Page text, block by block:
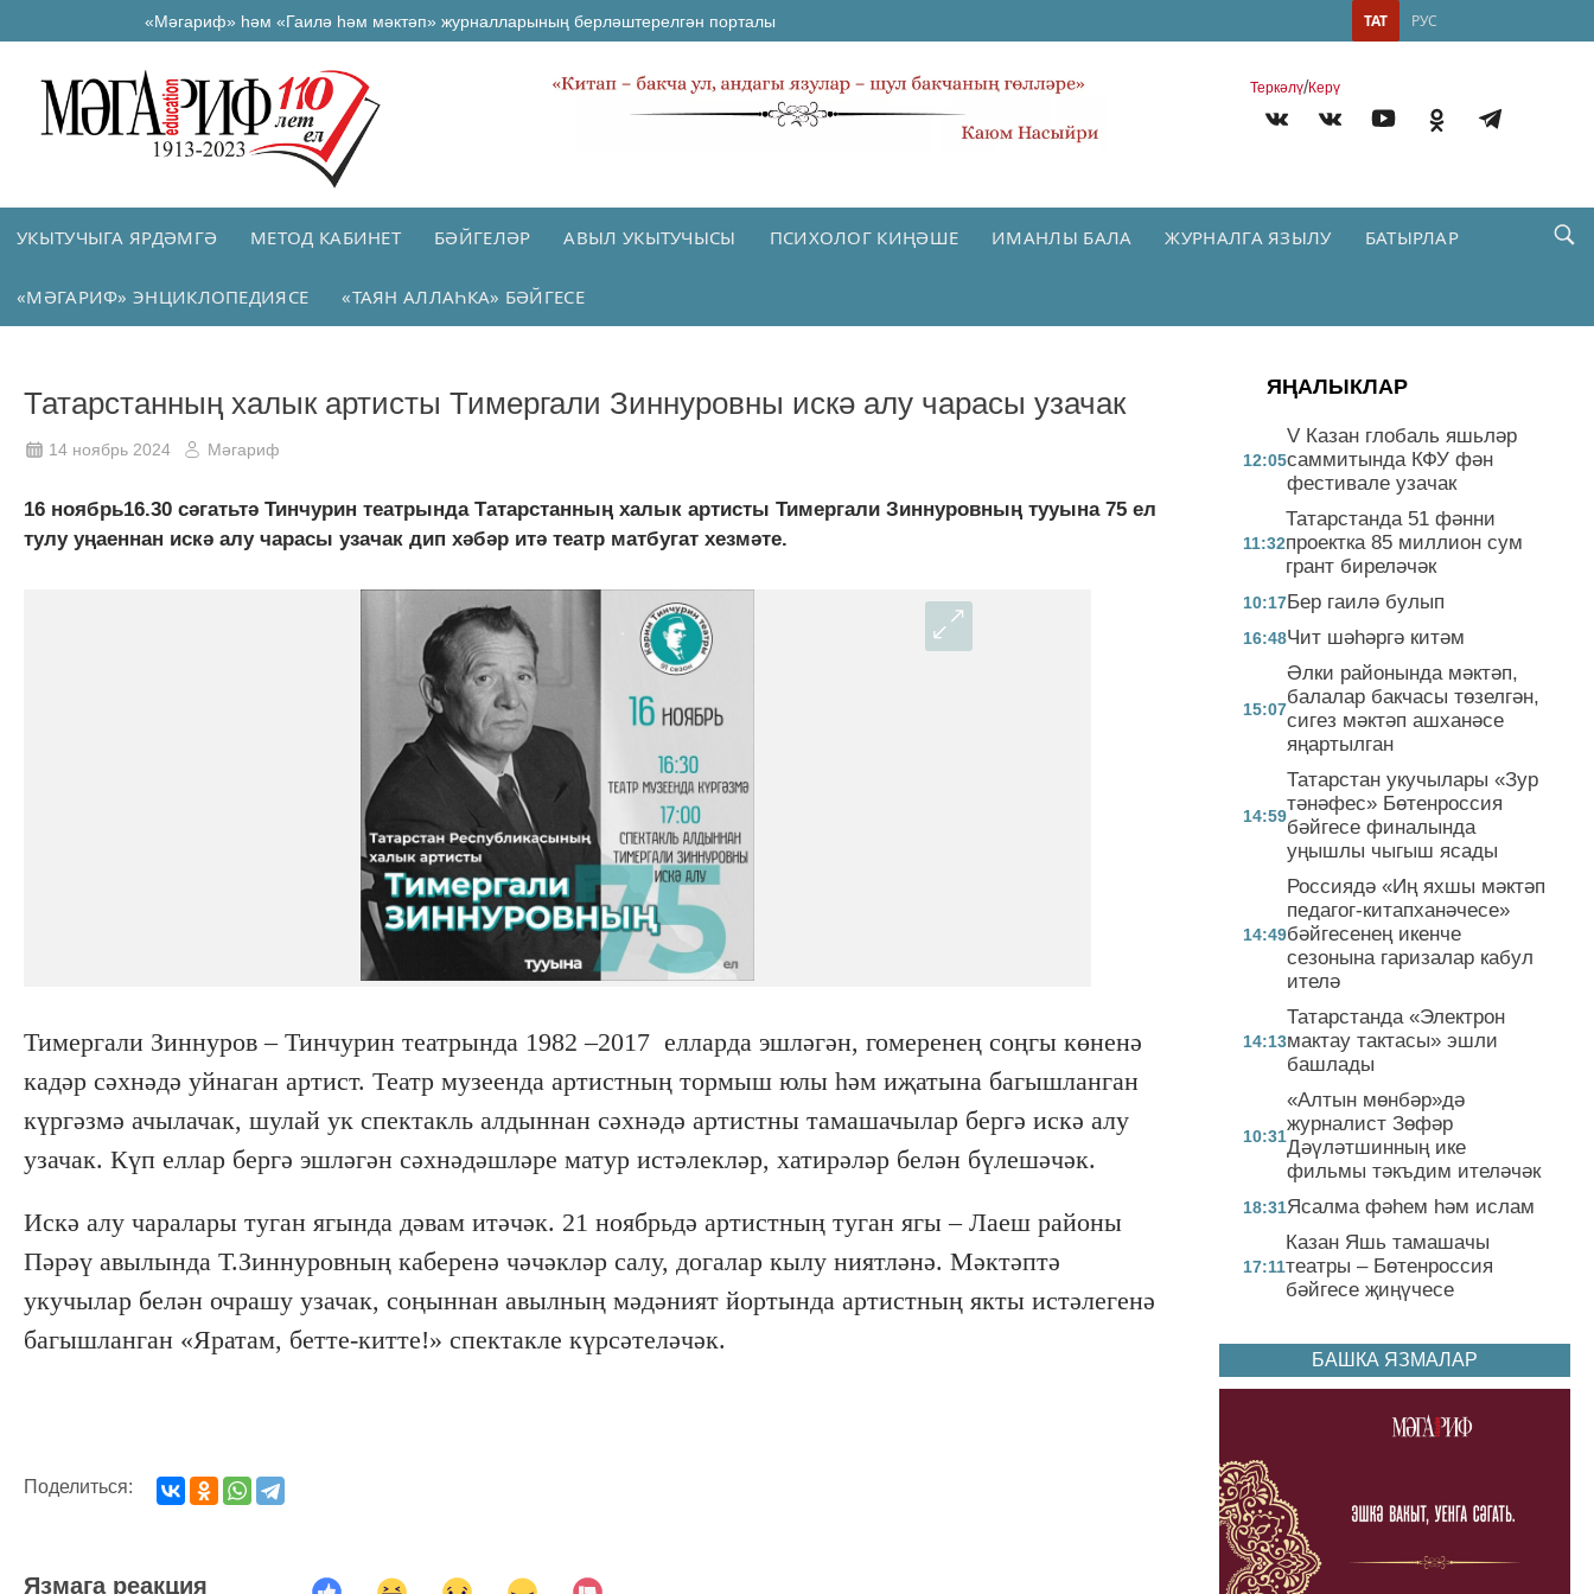
«Мәгариф» һәм «Гаилә һәм мәктәп» журналларының берләштерелгән порталы РУС
ТАТ
Теркəлү/Керү
УКЫТУЧЫГА ЯРДӘМГӘ МЕТОД КАБИНЕТ БӘЙГЕЛӘР АВЫЛ УКЫТУЧЫСЫ ПСИХОЛОГ КИҢӘШЕ ИМАНЛЫ БАЛА ЖУРНАЛГА ЯЗЫЛУ БАТЫРЛАР
«МӘГАРИФ» ЭНЦИКЛОПЕДИЯСЕ «ТАЯН АЛЛАҺКА» БӘЙГЕСЕ
Татарстанның халык артисты Тимергали Зиннуровны искә алу чарасы узачак
14 ноябрь 2024 Мәгариф
16 ноябрь16.30 сәгатьтә Тинчурин театрында Татарстанның халык артисты Тимергали Зиннуровның тууына 75 ел
тулу уңаеннан искә алу чарасы узачак дип хәбәр итә театр матбугат хезмәте.
Тимергали Зиннуров – Тинчурин театрында 1982 –2017 елларда эшләгән, гомеренең соңгы көненә
кадәр сәхнәдә уйнаган артист. Театр музеенда артистның тормыш юлы һәм иҗатына багышланган
күргәзмә ачылачак, шулай ук спектакль алдыннан сәхнәдә артистны тамашачылар бергә искә алу
узачак. Күп еллар бергә эшләгән сәхнәдәшләре матур истәлекләр, хатирәләр белән бүлешәчәк.
Искә алу чаралары туган ягында дәвам итәчәк. 21 ноябрьдә артистның туган ягы – Лаеш районы
Пәрәү авылында Т.Зиннуровның каберенә чәчәкләр салу, догалар кылу ниятләнә. Мәктәптә
укучылар белән очрашу узачак, соңыннан авылның мәдәният йортында артистның якты истәлегенә
багышланган «Яратам, бетте-китте!» спектакле күрсәтеләчәк.
Поделиться:
Язмага реакция
ЯҢАЛЫКЛАР
12:05
V Казан глобаль яшьләр
саммитында КФУ фән
фестивале узачак
11:32
Татарстанда 51 фәнни
проектка 85 миллион сум
грант биреләчәк
10:17Бер гаилә булып
16:48Чит шәһәргә китәм
15:07
Әлки районында мәктәп,
балалар бакчасы төзелгән,
сигез мәктәп ашханәсе
яңартылган
14:59
Татарстан укучылары «Зур
тәнәфес» Бөтенроссия
бәйгесе финалында
уңышлы чыгыш ясады
14:49
Россиядә «Иң яхшы мәктәп
педагог-китапханәчесе»
бәйгесенең икенче
сезонына гаризалар кабул
ителә
14:13
Татарстанда «Электрон
мактау тактасы» эшли
башлады
10:31
«Алтын мөнбәр»дә
журналист Зөфәр
Дәүләтшинның ике
фильмы тәкъдим ителәчәк
18:31Ясалма фәһем һәм ислам
17:11
Казан Яшь тамашачы
театры – Бөтенроссия
бәйгесе җиңүчесе
БАШКА ЯЗМАЛАР